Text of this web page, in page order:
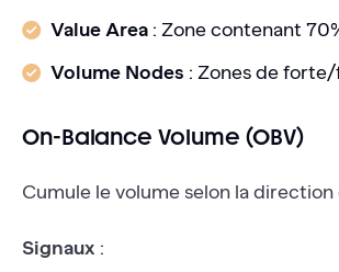
Value Area : Zone contenant
Volume Nodes : Zones de
On-Balance Volume (OBV)
Cumule le volume selon la direction
Signaux :